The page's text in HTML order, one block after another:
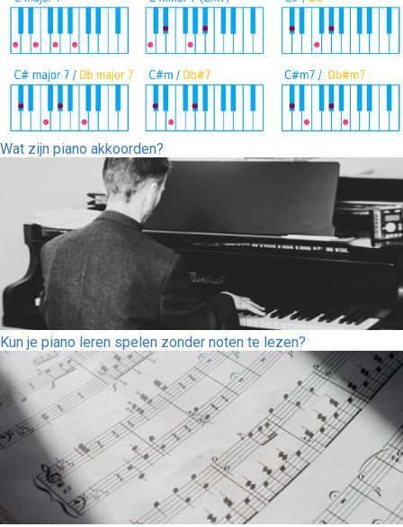
Wat zijn piano akkoorden?
Kun je piano leren spelen zonder noten te lezen?